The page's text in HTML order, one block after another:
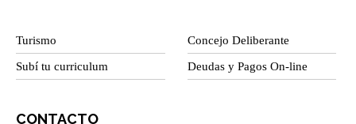
Turismo Concejo Deliberante
Subí tu curriculum Deudas y Pagos On-line
CONTACTO